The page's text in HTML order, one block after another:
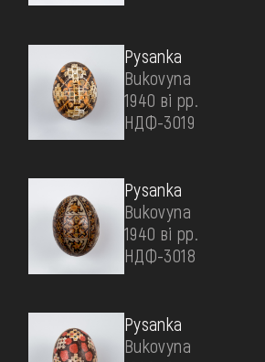
Pysanka
Bukovyna
1940 ві рр.
НДФ-3019
Pysanka
Bukovyna
1940 ві рр.
НДФ-3018
Pysanka
Bukovyna